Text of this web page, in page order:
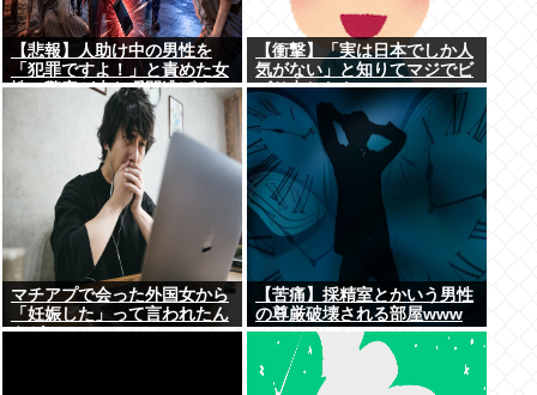
【悲報】人助け中の男性を
「犯罪ですよ！」と責めた女
性、警察が来た瞬間逃げる
【衝撃】「実は日本でしか人
気がない」と知りてマジでビ
ビり申したもの
wywwywyywywywywywyw
ywyw
マチアプで会った外国女から
「妊娠した」って言われたん
やが・・・
【苦痛】採精室とかいう男性
の尊厳破壊される部屋www